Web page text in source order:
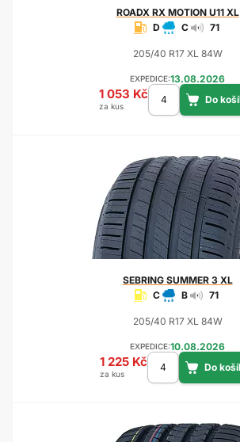
ROADX RX MOTION U11 XL
D
C 71
205/40 R17 XL 84W
EXPEDICE:13.08.2026
1 053 Kč
za kus
SEBRINGSUMMER 3 XL
C
B 71
205/40 R17 XL 84W
EXPEDICE:10.08.2026
1 225 Kč
za kus